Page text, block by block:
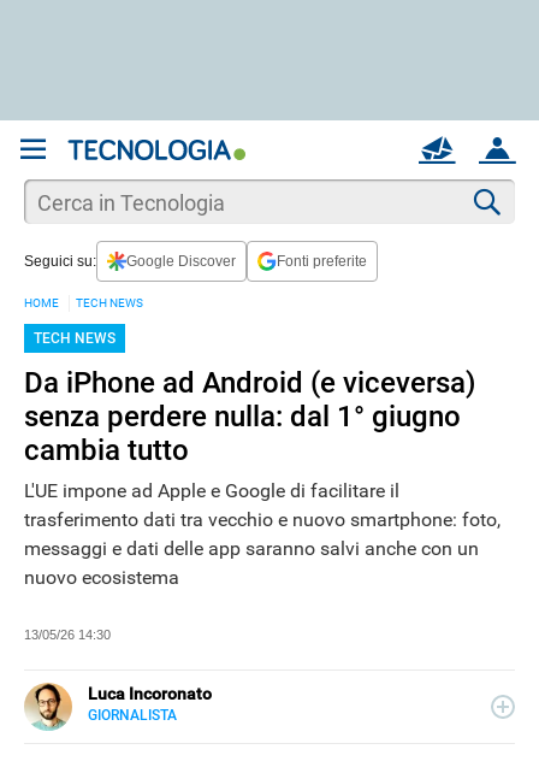
ACCOUNT
MAIL
Seguici su: Google Discover Fonti preferite
HOME TECH NEWS
TECH NEWS
Da iPhone ad Android (e viceversa)
senza perdere nulla: dal 1° giugno
cambia tutto
L'UE impone ad Apple e Google di facilitare il
trasferimento dati tra vecchio e nuovo smartphone: foto,
messaggi e dati delle app saranno salvi anche con un
nuovo ecosistema
13/05/26 14:30
Luca Incoronato
GIORNALISTA